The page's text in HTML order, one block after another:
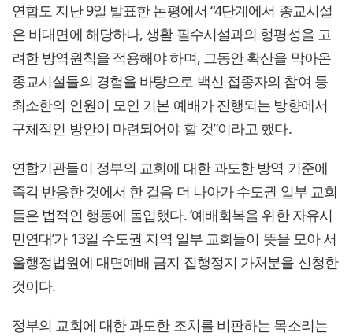
연합도 지난 9일 발표한 논평에서 “4단계에서 종교시설
은 비대면에 해당하나, 생활 필수시설과의 형평성을 고
려한 방역원칙을 적용해야 하며, 그동안 확산을 막아온
종교시설들의 경험을 바탕으로 백신 접종자의 참여 등
최소한의 인원이 모인 기본 예배가 진행되는 방향에서
구체적인 방안이 마련되어야 할 것”이라고 했다.
연합기관들이 정부의 교회에 대한 과도한 방역 기준에
즉각 반응한 것에서 한 걸음 더 나아가 수도권 일부 교회
들은 법적인 행동에 돌입했다. ‘예배회복을 위한 자유시
민연대’가 13일 수도권 지역 일부 교회들이 뜻을 모아 서
울행정법원에 대면예배 금지 집행정지 가처분을 신청한
것이다.
정부의 교회에 대한 과도한 조치를 비판하는 목소리는